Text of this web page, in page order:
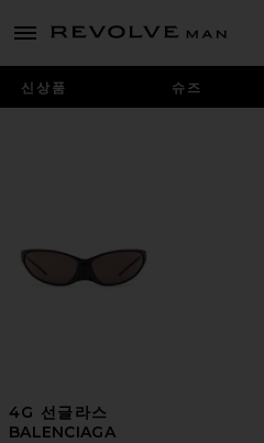
menu - shows more content
Revolve
신상품 슈즈
4G 선글라스
BALENCIAGA